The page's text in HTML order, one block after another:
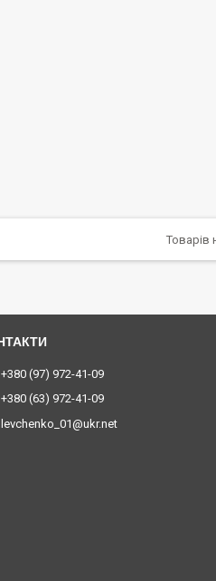
+380 (97) 972-41-09
+380 (63) 972-41-09
levchenko_01@ukr.net